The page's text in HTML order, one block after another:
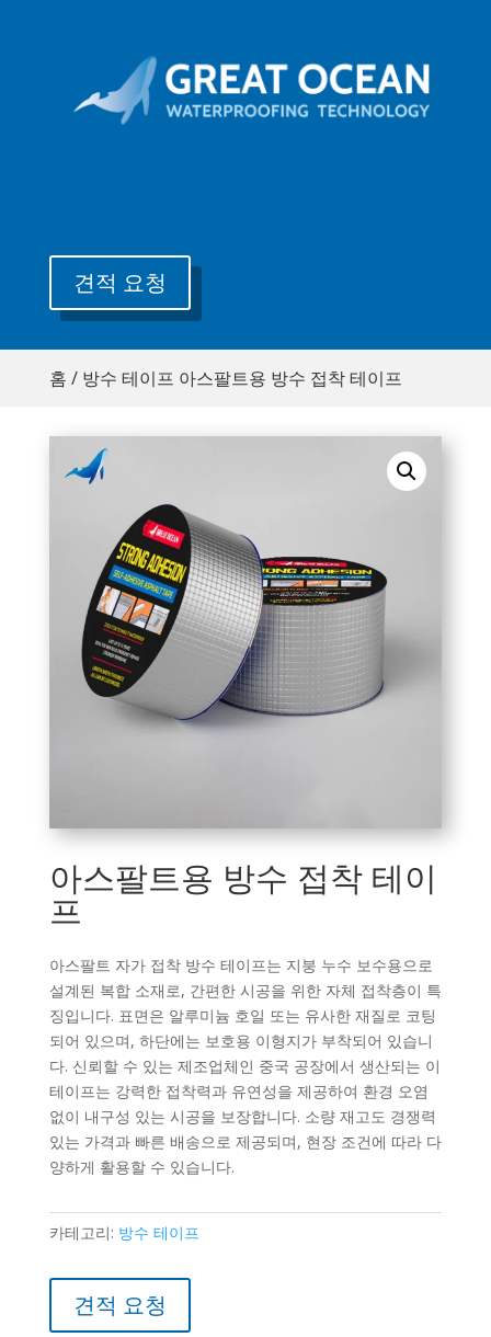
견적 요청
홈 / 방수 테이프 아스팔트용 방수 접착 테이프
아스팔트용 방수 접착 테이
프
아스팔트 자가 접착 방수 테이프는 지붕 누수 보수용으로
설계된 복합 소재로, 간편한 시공을 위한 자체 접착층이 특
징입니다. 표면은 알루미늄 호일 또는 유사한 재질로 코팅
되어 있으며, 하단에는 보호용 이형지가 부착되어 있습니
다. 신뢰할 수 있는 제조업체인 중국 공장에서 생산되는 이
테이프는 강력한 접착력과 유연성을 제공하여 환경 오염
없이 내구성 있는 시공을 보장합니다. 소량 재고도 경쟁력
있는 가격과 빠른 배송으로 제공되며, 현장 조건에 따라 다
양하게 활용할 수 있습니다.
카테고리: 방수 테이프
견적 요청